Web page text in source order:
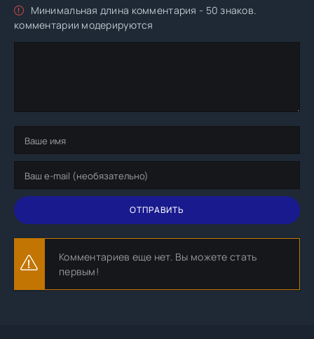
Минимальная длина комментария - 50 знаков.
комментарии модерируются
ОТПРАВИТЬ
Комментариев еще нет. Вы можете стать
первым!